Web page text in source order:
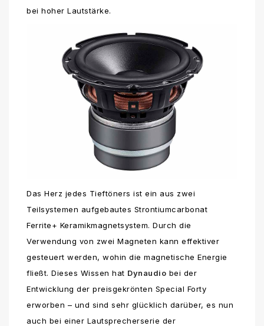
bei hoher Lautstärke.
Das Herz jedes Tieftöners ist ein aus zwei
Teilsystemen aufgebautes Strontiumcarbonat
Ferrite+ Keramikmagnetsystem. Durch die
Verwendung von zwei Magneten kann effektiver
gesteuert werden, wohin die magnetische Energie
fließt. Dieses Wissen hat Dynaudio bei der
Entwicklung der preisgekrönten Special Forty
erworben – und sind sehr glücklich darüber, es nun
auch bei einer Lautsprecherserie der